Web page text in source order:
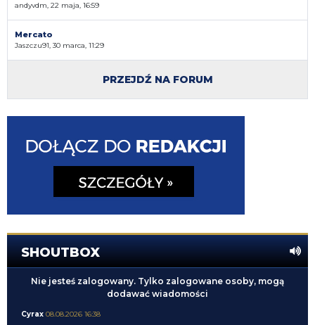
andyvdm, 22 maja, 16:59
Mercato
Jaszczu91, 30 marca, 11:29
PRZEJDŹ NA FORUM
SHOUTBOX
Nie jesteś zalogowany. Tylko zalogowane osoby, mogą
dodawać wiadomości
Cyrax 08.08.2026 16:38